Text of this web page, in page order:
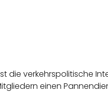
ist die verkehrspolitische
einen